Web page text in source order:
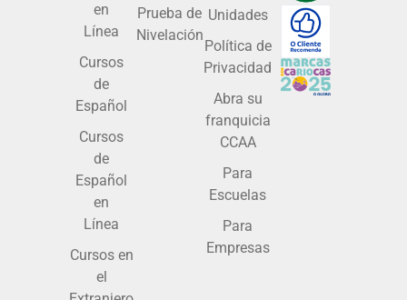
en
Línea
Cursos
de
Español
Cursos
de
Español
en
Línea
Cursos en
el
Prueba de
Nivelación
Unidades
Política de
Privacidad
Abra su
franquicia
CCAA
Para
Escuelas
Para
Empresas